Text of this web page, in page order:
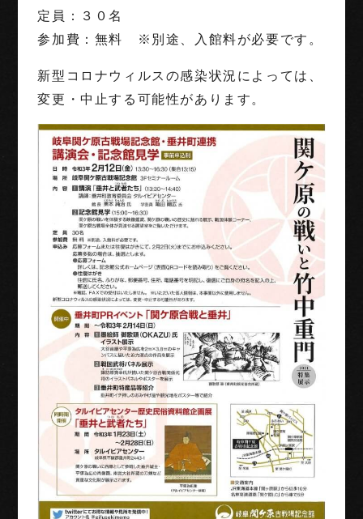
定員：３０名
参加費：無料 ※別途、入館料が必要です。
新型コロナウィルスの感染状況によっては、
変更・中止する可能性があります。